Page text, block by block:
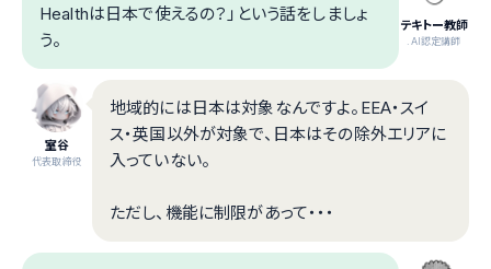
テキトー教師
.AI認定講師
Healthは日本で使えるの？」という話をしましょ
う。
室谷
代表取締役
地域的には日本は対象なんですよ。EEA・スイ
ス・英国以外が対象で、日本はその除外エリアに
入っていない。
ただし、機能に制限があって・・・